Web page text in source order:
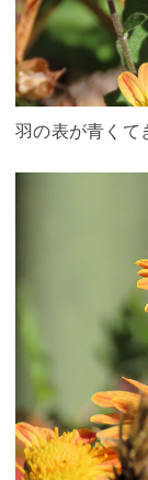
羽の表が青くて